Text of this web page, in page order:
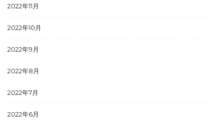
2022年11月
2022年10月
2022年9月
2022年8月
2022年7月
2022年6月